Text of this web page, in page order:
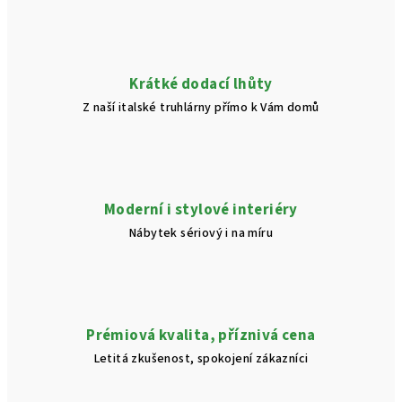
Krátké dodací lhůty
Z naší italské truhlárny přímo k Vám domů
Moderní i stylové interiéry
Nábytek sériový i na míru
Prémiová kvalita, příznivá cena
Letitá zkušenost, spokojení zákazníci